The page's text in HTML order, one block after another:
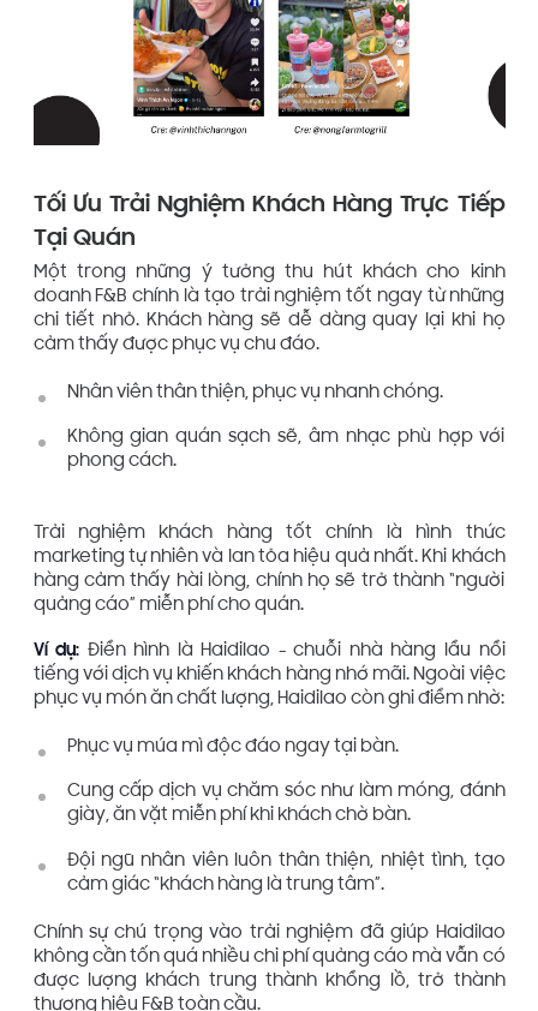
Tối Ưu Trải Nghiệm Khách Hàng Trực Tiếp
Tại Quán
Một trong những ý tưởng thu hút khách cho kinh
doanh F&B chính là tạo trải nghiệm tốt ngay từ những
chi tiết nhỏ. Khách hàng sẽ dễ dàng quay lại khi họ
cảm thấy được phục vụ chu đáo.
Nhân viên thân thiện, phục vụ nhanh chóng.
Không gian quán sạch sẽ, âm nhạc phù hợp với
phong cách.
Trải nghiệm khách hàng tốt chính là hình thức
marketing tự nhiên và lan tỏa hiệu quả nhất. Khi khách
hàng cảm thấy hài lòng, chính họ sẽ trở thành “người
quảng cáo” miễn phí cho quán.
Ví dụ: Điển hình là Haidilao - chuỗi nhà hàng lẩu nổi
tiếng với dịch vụ khiến khách hàng nhớ mãi. Ngoài việc
phục vụ món ăn chất lượng, Haidilao còn ghi điểm nhờ:
Phục vụ múa mì độc đáo ngay tại bàn.
Cung cấp dịch vụ chăm sóc như làm móng, đánh
giày, ăn vặt miễn phí khi khách chờ bàn.
Đội ngũ nhân viên luôn thân thiện, nhiệt tình, tạo
cảm giác “khách hàng là trung tâm”.
Chính sự chú trọng vào trải nghiệm đã giúp Haidilao
không cần tốn quá nhiều chi phí quảng cáo mà vẫn có
được lượng khách trung thành khổng lồ, trở thành
thương hiệu F&B toàn cầu.